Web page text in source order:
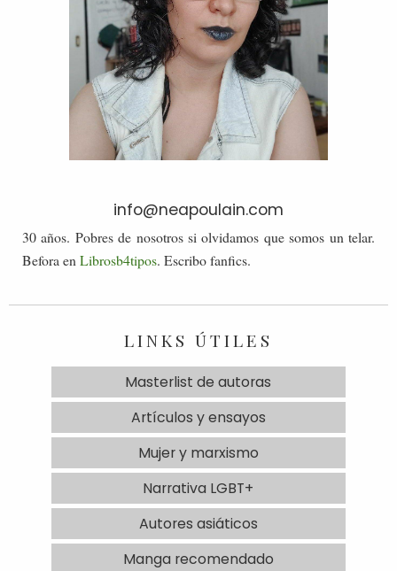
info@neapoulain.com
30 años. Pobres de nosotros si olvidamos que somos un telar.
Befora enLibrosb4tipos. Escribo fanfics.
LINKS ÚTILES
Masterlist de autoras
Artículos y ensayos
Mujer y marxismo
Narrativa LGBT+
Autores asiáticos
Manga recomendado